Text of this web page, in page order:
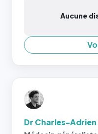
Aucune
Dr Charles-Adrien